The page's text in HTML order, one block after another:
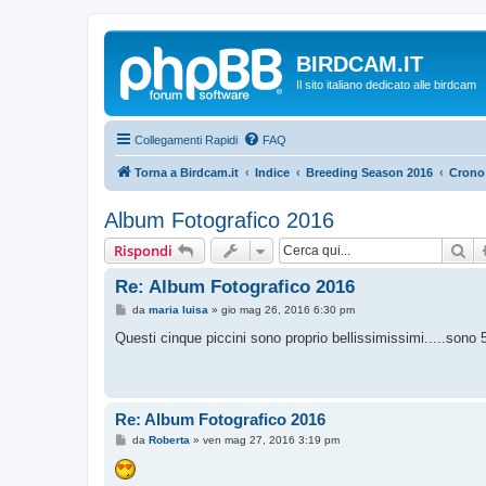
BIRDCAM.IT
Il sito italiano dedicato alle birdcam
Collegamenti Rapidi FAQ
Torna a Birdcam.it Indice Breeding Season 2016 Crono
Album Fotografico 2016
Rispondi
Re: Album Fotografico 2016
M
s
i
da maria luisa » gio mag 26, 2016 6:30 pm
Questi cinque piccini sono proprio bellissimissimi.....sono
Re: Album Fotografico 2016
M
s
s
da Roberta » ven mag 27, 2016 3:19 pm